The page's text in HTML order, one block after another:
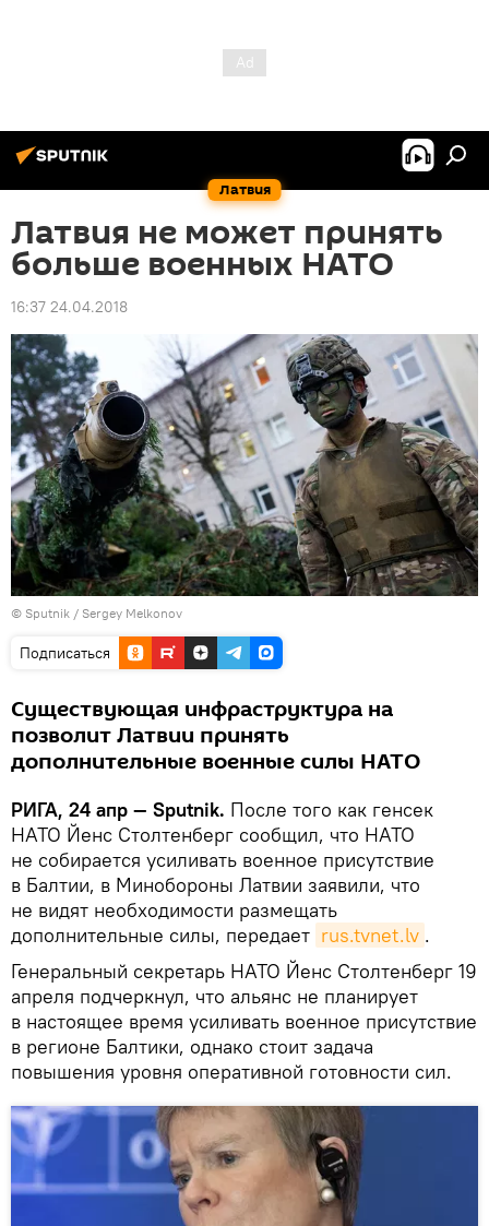
Латвия
Латвия не может принять
больше военных НАТО
16:37 24.04.2018
© Sputnik / Sergey Melkonov
Подписаться
Существующая инфраструктура на
позволит Латвии принять
дополнительные военные силы НАТО
РИГА, 24 апр — Sputnik. После того как генсек
НАТО Йенс Столтенберг сообщил, что НАТО
не собирается усиливать военное присутствие
в Балтии, в Минобороны Латвии заявили, что
не видят необходимости размещать
дополнительные силы, передает rus.tvnet.lv .
Генеральный секретарь НАТО Йенс Столтенберг 19
апреля подчеркнул, что альянс не планирует
в настоящее время усиливать военное присутствие
в регионе Балтики, однако стоит задача
повышения уровня оперативной готовности сил.